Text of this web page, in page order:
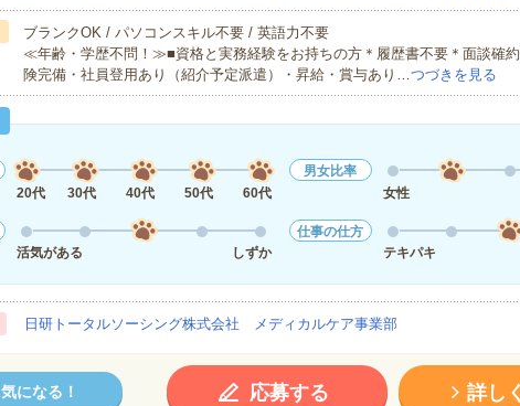
ブランクOK / パソコンスキル不要 / 英語力不要
≪年齢・学歴不問！≫■資格と実務経験をお持ちの方＊履歴書不要＊面談確
険完備・社員登用あり（紹介予定派遣）・昇給・賞与あり…つづきを見る
20代
30代 40代 50代 60代
男女比率
女性
活気がある
しずか
仕事の仕方
テキパキ
日研トータルソーシング株式会社 メディカルケア事業部
気になる！ 応募する 詳し